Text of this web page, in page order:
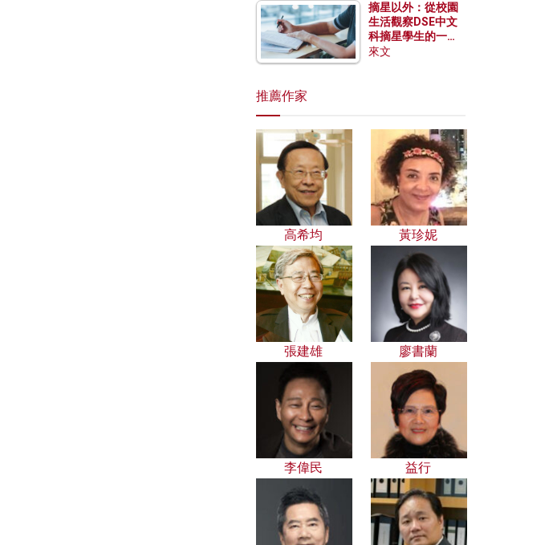
摘星以外：從校園
生活觀察DSE中文
科摘星學生的一點
特質
來文
推薦作家
高希均 黃珍妮
張建雄 廖書蘭
李偉民 益行